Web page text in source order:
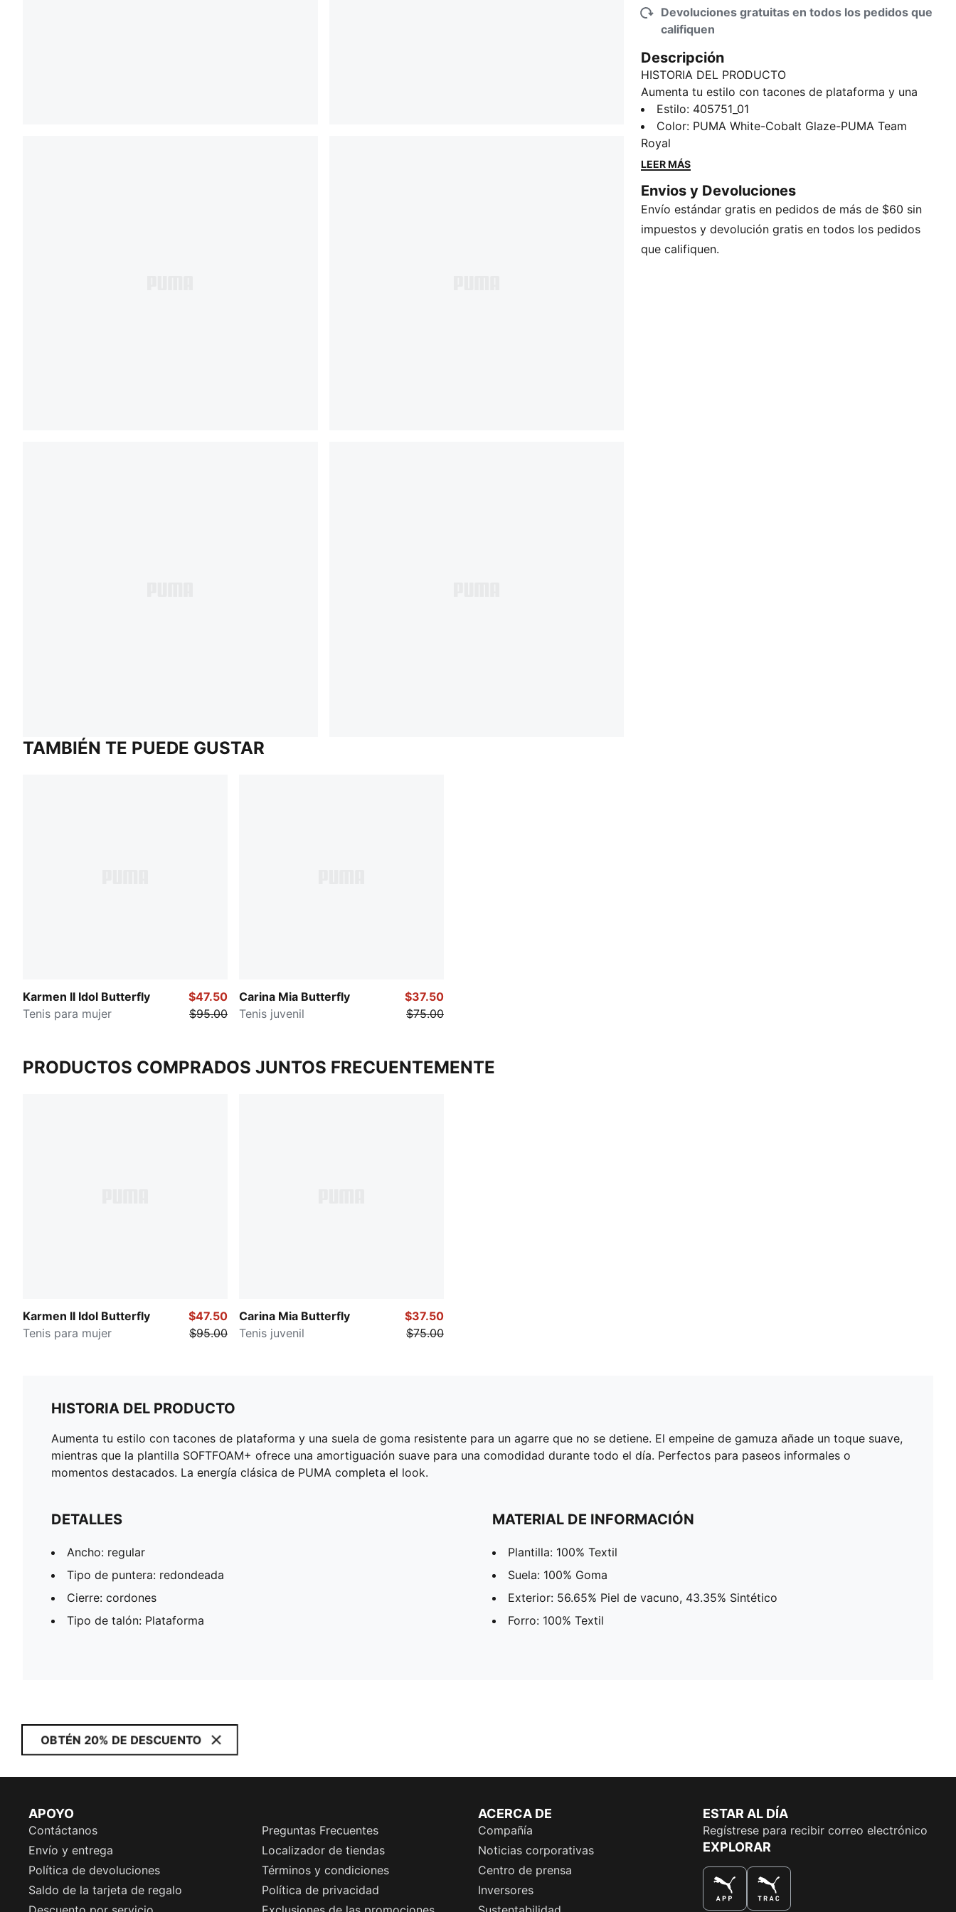
Devoluciones gratuitas en todos los pedidos que
califiquen
Descripción
HISTORIA DEL PRODUCTO
Aumenta tu estilo con tacones de plataforma y una
suela de goma resistente para un agarre que no se
detiene. El empeine de gamuza añade un toque
suave, mientras que la plantilla SOFTFOAM+ ofrece
una amortiguación suave para una comodidad
o momentos destacados. La energía clásica de PUMA
completa el look.
DETALLES
Ancho: regular
Estilo: 405751_01
Color: PUMA White-Cobalt Glaze-PUMA Team
Royal
LEER MÁS
Envios y Devoluciones
Envío estándar gratis en pedidos de más de $60 sin
impuestos y devolución gratis en todos los pedidos
que califiquen.
TAMBIÉN TE PUEDE GUSTAR
Karmen II Idol Butterfly
Tenis para mujer
$47.50
$95.00
Carina Mia Butterfly
Tenis juvenil
$37.50
$75.00
PRODUCTOS COMPRADOS JUNTOS FRECUENTEMENTE
Karmen II Idol Butterfly
Tenis para mujer
$47.50
$95.00
Carina Mia Butterfly
Tenis juvenil
$37.50
$75.00
HISTORIA DEL PRODUCTO
Aumenta tu estilo con tacones de plataforma y una suela de goma resistente para un agarre que no se detiene. El empeine de gamuza añade un toque suave,
mientras que la plantilla SOFTFOAM+ ofrece una amortiguación suave para una comodidad durante todo el día. Perfectos para paseos informales o
momentos destacados. La energía clásica de PUMA completa el look.
DETALLES
Ancho: regular
Tipo de puntera: redondeada
Cierre: cordones
Tipo de talón: Plataforma
MATERIAL DE INFORMACIÓN
Plantilla: 100% Textil
Suela: 100% Goma
Exterior: 56.65% Piel de vacuno, 43.35% Sintético
Forro: 100% Textil
OBTÉN 20% DE DESCUENTO
APOYO
Contáctanos
Preguntas Frecuentes
Envío y entrega
Localizador de tiendas
Política de devoluciones
Términos y condiciones
Saldo de la tarjeta de regalo
Política de privacidad
ACERCA DE
Compañía
Noticias corporativas
Centro de prensa
Inversores
ESTAR AL DÍA
Regístrese para recibir correo electrónico
EXPLORAR